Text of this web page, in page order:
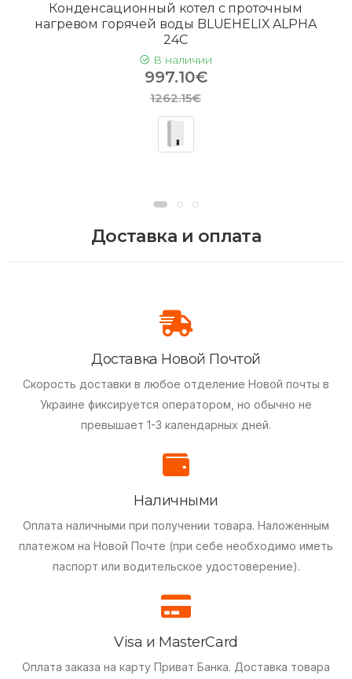
Конденсационный котел с проточным
нагревом горячей воды BLUEHELIX ALPHA
24C
В наличии
997.10€
1262.15€
Доставка и оплата
Доставка Новой Почтой
Скорость доставки в любое отделение Новой почты в
Украине фиксируется оператором, но обычно не
превышает 1-3 календарных дней.
Наличными
Оплата наличными при получении товара. Наложенным
платежом на Новой Почте (при себе необходимо иметь
паспорт или водительское удостоверение).
Visa и MasterCard
Оплата заказа на карту Приват Банка. Доставка товара